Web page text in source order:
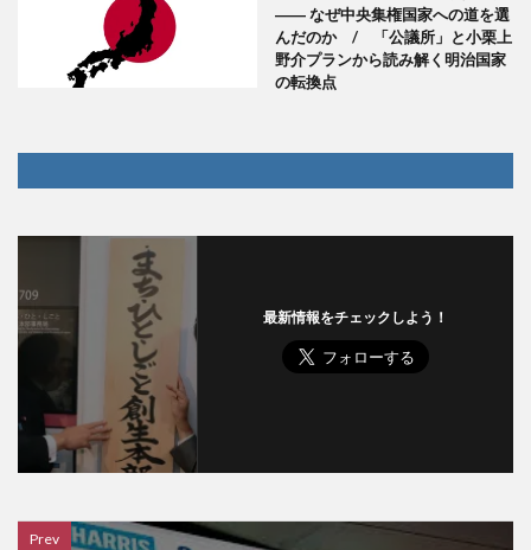
―― なぜ中央集権国家への道を選
んだのか / 「公議所」と小栗上
野介プランから読み解く明治国家
の転換点
最新情報をチェックしよう！
Prev